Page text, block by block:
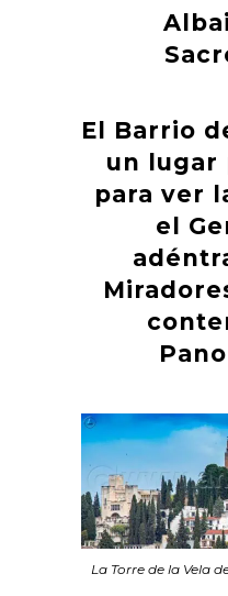
El Barrio
un lugar
para ver
el
La Torre de la Vela